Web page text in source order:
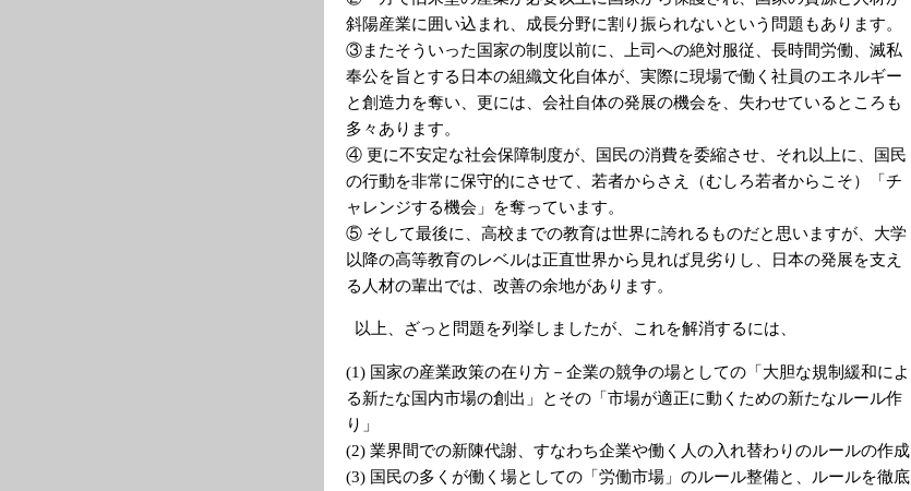
斜陽産業に囲い込まれ、成長分野に割り振られないという問題もあります。
③またそういった国家の制度以前に、上司への絶対服従、長時間労働、滅私
奉公を旨とする日本の組織文化自体が、実際に現場で働く社員のエネルギー
と創造力を奪い、更には、会社自体の発展の機会を、失わせているところも
多々あります。
④ 更に不安定な社会保障制度が、国民の消費を委縮させ、それ以上に、国民
の行動を非常に保守的にさせて、若者からさえ（むしろ若者からこそ）「チ
ャレンジする機会」を奪っています。
⑤ そして最後に、高校までの教育は世界に誇れるものだと思いますが、大学
以降の高等教育のレベルは正直世界から見れば見劣りし、日本の発展を支え
る人材の輩出では、改善の余地があります。
以上、ざっと問題を列挙しましたが、これを解消するには、
(1) 国家の産業政策の在り方－企業の競争の場としての「大胆な規制緩和によ
る新たな国内市場の創出」とその「市場が適正に動くための新たなルール作
り」
(2) 業界間での新陳代謝、すなわち企業や働く人の入れ替わりのルールの作成
(3) 国民の多くが働く場としての「労働市場」のルール整備と、ルールを徹底